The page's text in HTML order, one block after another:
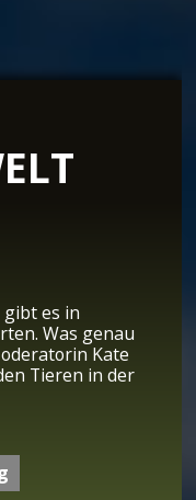
gibt es in
Was genau
Kate
Tieren in der